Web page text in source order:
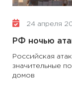
24 апреля
РФ ночью
Российская
значительные
домов